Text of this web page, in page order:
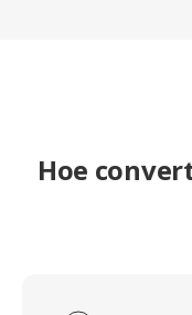
Hoe